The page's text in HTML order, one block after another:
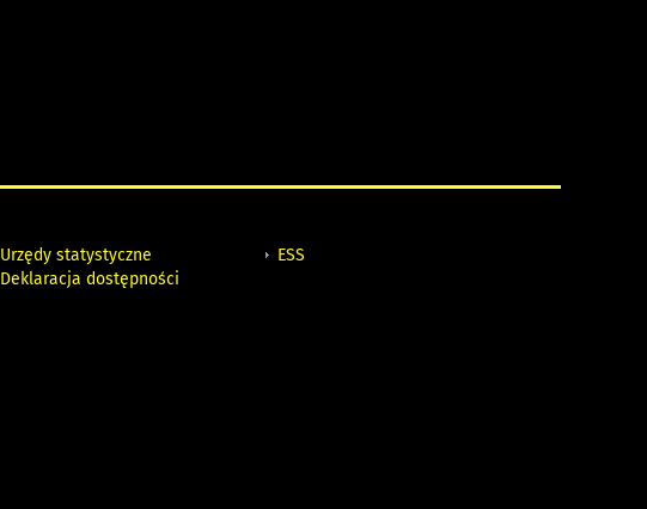
Urzędy statystyczne
Deklaracja dostępności
ESS